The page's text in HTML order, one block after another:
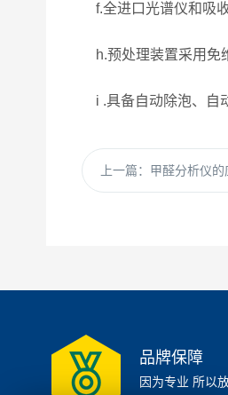
f.全进口光谱仪和吸
h.预处理装置采用免
i .具备自动除泡、自
上一篇： 甲醛分析仪
品牌保障
因为专业 所以